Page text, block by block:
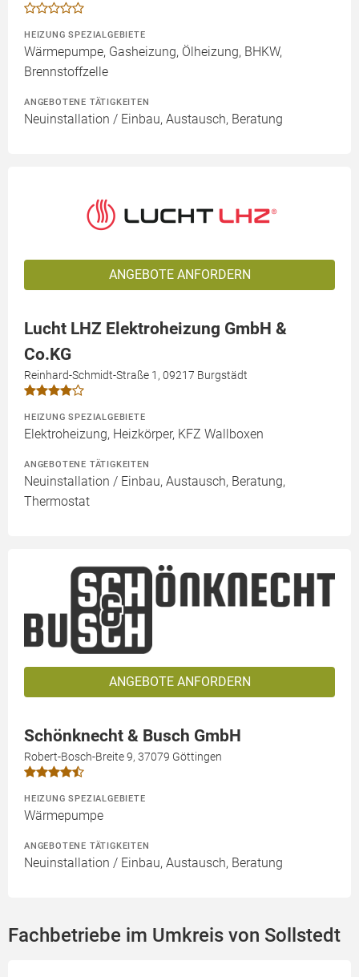
HEIZUNG SPEZIALGEBIETE
Wärmepumpe, Gasheizung, Ölheizung, BHKW,
Brennstoffzelle
ANGEBOTENE TÄTIGKEITEN
Neuinstallation / Einbau, Austausch, Beratung
ANGEBOTE ANFORDERN
Lucht LHZ Elektroheizung GmbH &
Co.KG
Reinhard-Schmidt-Straße 1, 09217 Burgstädt
HEIZUNG SPEZIALGEBIETE
Elektroheizung, Heizkörper, KFZ Wallboxen
ANGEBOTENE TÄTIGKEITEN
Neuinstallation / Einbau, Austausch, Beratung,
Thermostat
ANGEBOTE ANFORDERN
Schönknecht & Busch GmbH
Robert-Bosch-Breite 9, 37079 Göttingen
HEIZUNG SPEZIALGEBIETE
Wärmepumpe
ANGEBOTENE TÄTIGKEITEN
Neuinstallation / Einbau, Austausch, Beratung
Fachbetriebe im Umkreis von Sollstedt